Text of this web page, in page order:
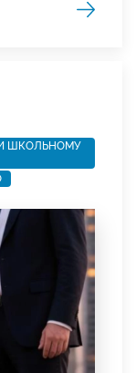
ШКОЛЬНОМУ